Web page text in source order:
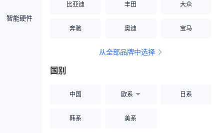
智能硬件
比亚迪 丰田 大众
奔驰 奥迪 宝马
从全部品牌中选择
国别
中国 欧系 日系
韩系 美系